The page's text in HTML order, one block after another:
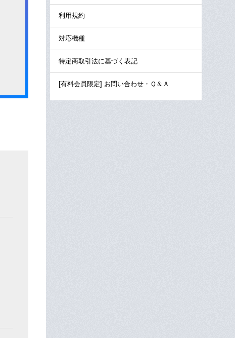
利用規約
対応機種
特定商取引法に基づく表記
[有料会員限定] お問い合わせ・Ｑ＆Ａ